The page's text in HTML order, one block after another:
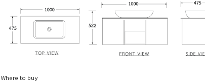
Where to buy